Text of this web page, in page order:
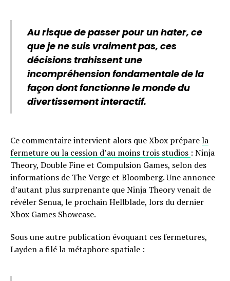
Au risque de passer pour un hater, ce
que je ne suis vraiment pas, ces
décisions trahissent une
incompréhension fondamentale de la
façon dont fonctionne le monde du
divertissement interactif.
Ce commentaire intervient alors que Xbox préparela
fermeture ou la cession d’au moins trois studios : Ninja
Theory, Double Fine et Compulsion Games, selon des
informations de The Verge et Bloomberg. Une annonce
d’autant plus surprenante que Ninja Theory venait de
révéler Senua, le prochain Hellblade, lors du dernier
Xbox Games Showcase.
Sous une autre publication évoquant ces fermetures,
Layden a filé la métaphore spatiale :